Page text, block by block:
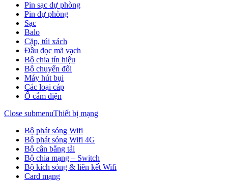
Pin sạc dự phòng
Pin dự phòng
Sạc
Balo
Cặp, túi xách
Đầu đọc mã vạch
Bộ chia tín hiệu
Bộ chuyển đổi
Máy hút bụi
Các loại cáp
Ổ cắm điện
Close submenuThiết bị mạng
Bộ phát sóng Wifi
Bộ phát sóng Wifi 4G
Bộ cân bằng tải
Bộ chia mạng – Switch
Bộ kích sóng & liên kết Wifi
Card mạng